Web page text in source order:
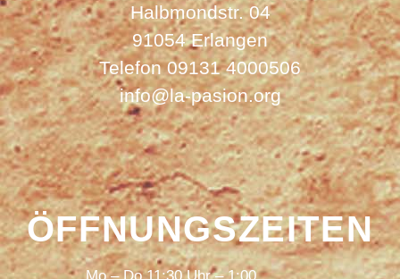
Halbmondstr. 04
91054 Erlangen
Telefon 09131 4000506
info@la-pasion.org
ÖFFNUNGSZEITEN